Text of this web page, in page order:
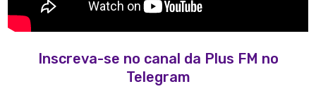
Inscreva-se no canal da Plus FM no
Telegram